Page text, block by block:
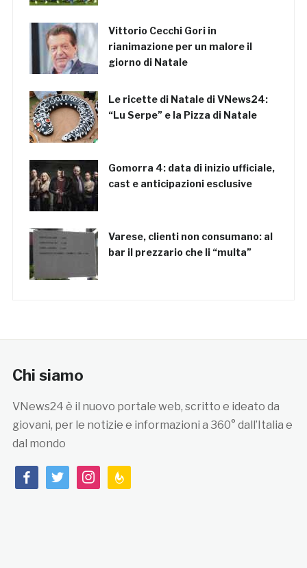
Vittorio Cecchi Gori in
rianimazione per un malore il
giorno di Natale
Le ricette di Natale di VNews24:
“Lu Serpe” e la Pizza di Natale
Gomorra 4: data di inizio ufficiale,
cast e anticipazioni esclusive
Varese, clienti non consumano: al
bar il prezzario che li “multa”
Chi siamo
VNews24 è il nuovo portale web, scritto e ideato da
giovani, per le notizie e informazioni a 360° dall’Italia e
dal mondo
facebooktwitterinstagramfeedburner